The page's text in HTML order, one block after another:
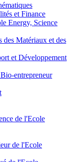
et Finance
Energy, Science
Matériaux et des
et Développement
entrepreneur
de l'Ecole
de l'Ecole